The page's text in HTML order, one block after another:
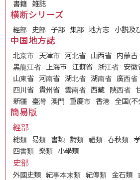
書籍 雑誌
横断シリーズ
經部 史部 子部 集部 地方志 小説及
中国地方誌
北京市 天津市 河北省 山西省 内蒙古
黑龍江省
上海市 江蘇省 浙江省 安徽
山東省 河南省 湖北省 湖南省 廣西省
四川省
貴州省 雲南省 西藏 陝西省
新疆
臺灣 澳門 重慶市 香港 全国(不
簡易版
經部
總類 易類 書類 詩類 禮類 春秋類
四書類 樂類 小學類
史部
外國史類 紀事本末類 紀傳類 金石類